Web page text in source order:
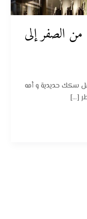
من الصفر إلى
سكك حديدية و أمه
[…]